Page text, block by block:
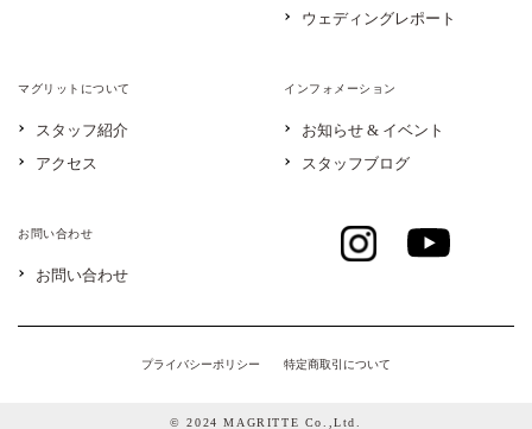
ウェディングレポート
マグリットについて
スタッフ紹介
アクセス
お問い合わせ
お問い合わせ
インフォメーション
お知らせ & イベント
スタッフブログ
プライバシーポリシー 特定商取引について
© 2024 MAGRITTE Co.,Ltd.